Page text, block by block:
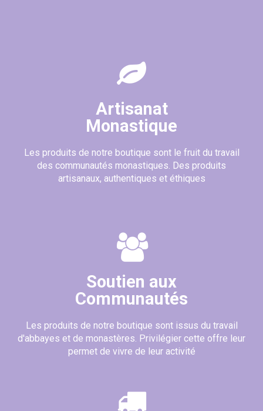
Artisanat
Monastique
Les produits de notre boutique sont le fruit du travail
des communautés monastiques. Des produits
artisanaux, authentiques et éthiques
Soutien aux
Communautés
Les produits de notre boutique sont issus du travail
d'abbayes et de monastères. Privilégier cette offre leur
permet de vivre de leur activité